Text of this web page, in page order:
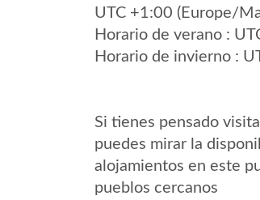
UTC +1:00 (Europe/
Horario de verano :
Horario de invierno :
Si tienes pensado
puedes mirar la
alojamientos en este
pueblos cercanos